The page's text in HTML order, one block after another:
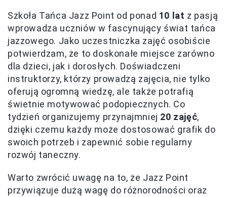
Szkoła Tańca Jazz Point od ponad 10 lat z pasją
wprowadza uczniów w fascynujący świat tańca
jazzowego. Jako uczestniczka zajęć osobiście
potwierdzam, że to doskonałe miejsce zarówno
dla dzieci, jak i dorosłych. Doświadczeni
instruktorzy, którzy prowadzą zajęcia, nie tylko
oferują ogromną wiedzę, ale także potrafią
świetnie motywować podopiecznych. Co
tydzień organizujemy przynajmniej 20 zajęć,
dzięki czemu każdy może dostosować grafik do
swoich potrzeb i zapewnić sobie regularny
rozwój taneczny.
Warto zwrócić uwagę na to, że Jazz Point
przywiązuje dużą wagę do różnorodności oraz